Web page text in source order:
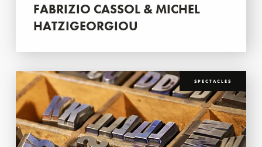
FABRIZIO CASSOL & MICHEL
HATZIGEORGIOU
SPECTACLES